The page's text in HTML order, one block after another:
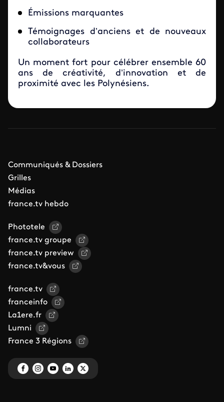
Émissions marquantes
Témoignages d’anciens et de nouveaux
collaborateurs
Un moment fort pour célébrer ensemble 60
ans de créativité, d’innovation et de
proximité avec les Polynésiens.
Communiqués & Dossiers
Grilles
Médias
france.tv hebdo
Phototele
france.tv groupe
france.tv preview
france.tv&vous
france.tv
franceinfo
La1ere.fr
Lumni
France 3 Régions